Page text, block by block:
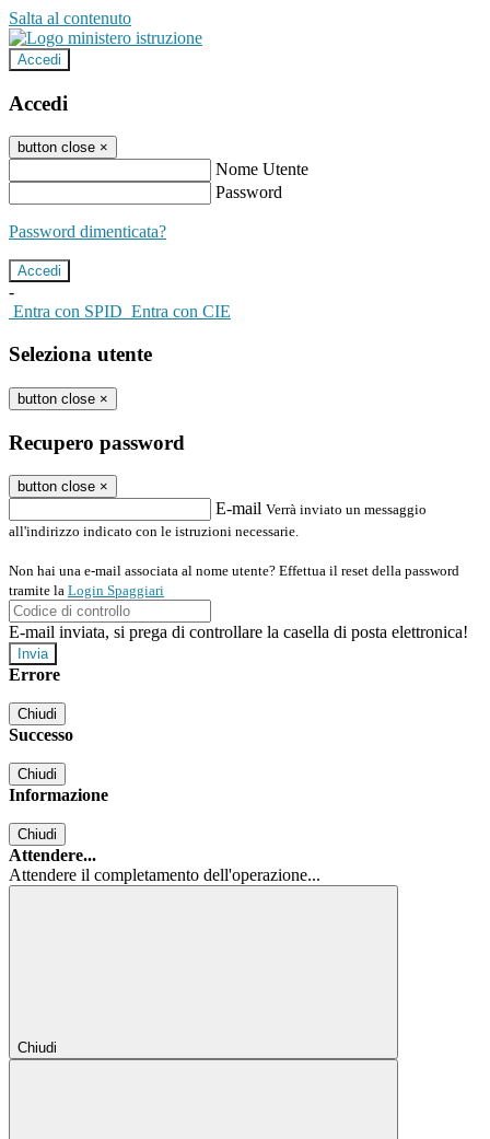
Salta al contenuto
Accedi
Accedi
button close ×
Nome Utente
Password
Password dimenticata?
-
Entra con SPID Entra con CIE
Seleziona utente
button close ×
Recupero password
button close ×
E-mail Verrà inviato un messaggio
all'indirizzo indicato con le istruzioni necessarie.
Non hai una e-mail associata al nome utente? Effettua il reset della password
tramite la Login Spaggiari
E-mail inviata, si prega di controllare la casella di posta elettronica!
Errore
Chiudi
Successo
Chiudi
Informazione
Chiudi
Attendere...
Attendere il completamento dell'operazione...
Chiudi